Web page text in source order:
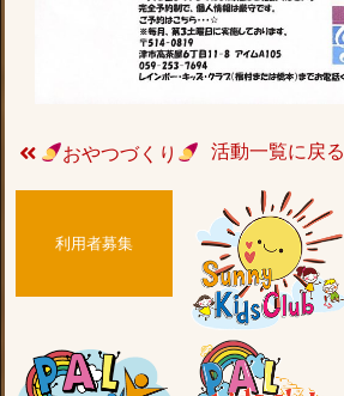
おやつづくり 活動一覧に戻る
利用者募集